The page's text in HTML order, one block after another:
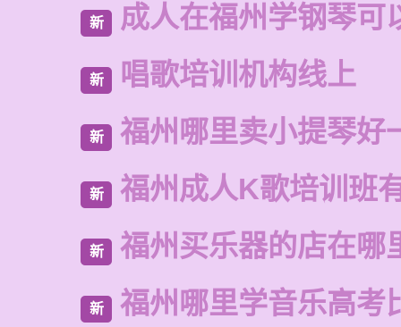
新 成人在福州学钢琴可
新 唱歌培训机构线上
新 福州哪里卖小提琴好
新 福州成人K歌培训班
新 福州买乐器的店在哪
新 福州哪里学音乐高考